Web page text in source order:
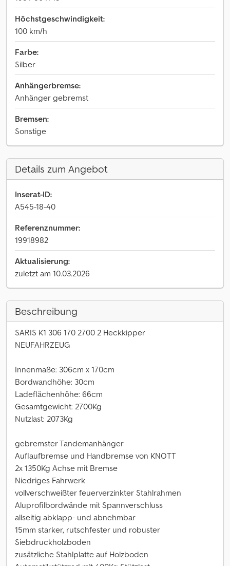
Höchstgeschwindigkeit:
100 km/h
Farbe:
Silber
Anhängerbremse:
Anhänger gebremst
Bremsen:
Sonstige
Details zum Angebot
Inserat-ID:
A545-18-40
Referenznummer:
19918982
Aktualisierung:
zuletzt am 10.03.2026
Beschreibung
SARIS K1 306 170 2700 2 Heckkipper
NEUFAHRZEUG
Innenmaße: 306cm x 170cm
Bordwandhöhe: 30cm
Ladeflächenhöhe: 66cm
Gesamtgewicht: 2700Kg
Nutzlast: 2073Kg
gebremster Tandemanhänger
Auflaufbremse und Handbremse von KNOTT
2x 1350Kg Achse mit Bremse
Niedriges Fahrwerk
vollverschweißter feuerverzinkter Stahlrahmen
Aluprofilbordwände mit Spannverschluss
allseitig abklapp- und abnehmbar
15mm starker, rutschfester und robuster
Siebdruckholzboden
zusätzliche Stahlplatte auf Holzboden